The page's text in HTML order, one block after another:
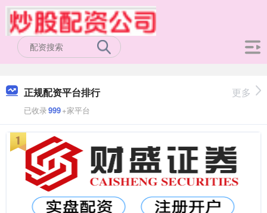
正规配资平台排行
已收录999+家平台
更多